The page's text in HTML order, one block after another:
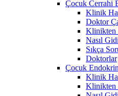
Çocuk Cerrahi
Klinik
Doktor
Klinikten
Nasıl
Sıkça
Doktorlar
Çocuk
Klinik
Klinikten